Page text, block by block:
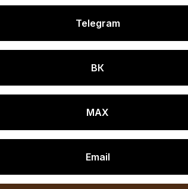
Telegram
ВК
MAX
Email